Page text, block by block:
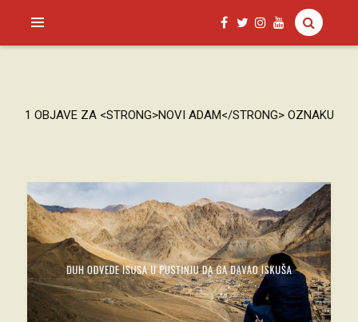
SAGUD.XYZ
1 OBJAVE ZA <STRONG>NOVI ADAM</STRONG> OZNAKU